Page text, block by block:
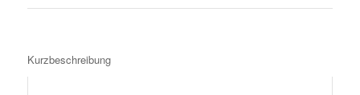
Kurzbeschreibung